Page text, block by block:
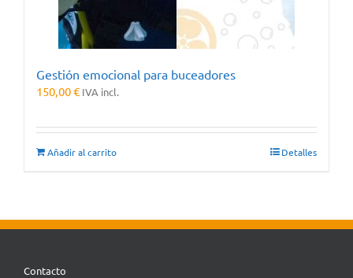
Gestión emocional para buceadores
150,00€ IVA incl.
Añadir al carrito Detalles
Contacto